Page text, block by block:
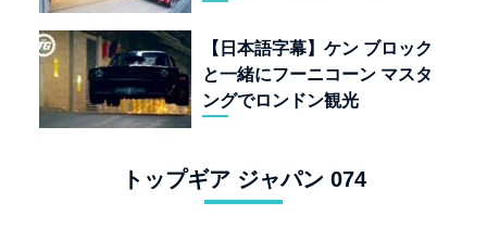
【日本語字幕】ケン ブロック
と一緒にフーニコーン マスタ
ングでロンドン観光
トップギア ジャパン 074